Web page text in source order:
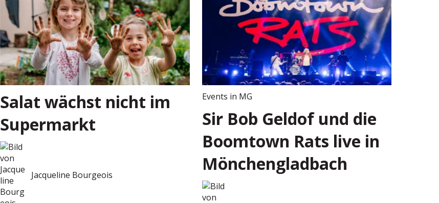
Salat wächst nicht im
Supermarkt
Jacqueline Bourgeois
Events in MG
Sir Bob Geldof und die
Boomtown Rats live in
Mönchengladbach